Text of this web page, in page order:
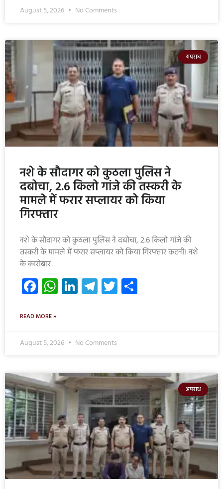
August 5, 2026 No Comments
अपराध
नशे के सौदागर को कुठला पुलिस ने
दबोचा, 2.6 किलो गांजे की तस्करी के
मामले में फरार सप्लायर को किया
गिरफ्तार
नशे के सौदागर को कुठला पुलिस ने दबोचा, 2.6 किलो गांजे की
तस्करी के मामले में फरार सप्लायर को किया गिरफ्तार कटनी। नशे
के कारोबार
Facebook
WhatsApp
LinkedIn
Telegram
Twitter
READ MORE »
August 5, 2026 No Comments
अपराध